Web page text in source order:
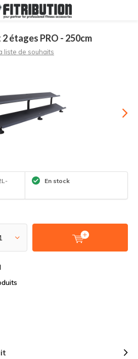
étages PRO - 250cm
liste de souhaits
En stock